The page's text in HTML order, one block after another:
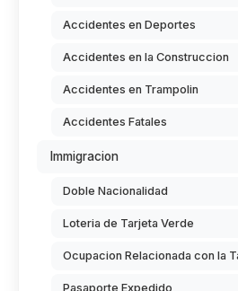
Accidentes en Deportes
Accidentes en la Construccion
Accidentes en Trampolin
Accidentes Fatales
Immigracion
Doble Nacionalidad
Loteria de Tarjeta Verde
Ocupacion Relacionada con la
Pasaporte Expedido